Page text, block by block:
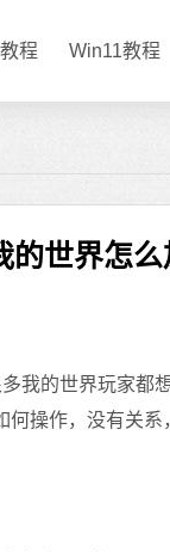
程 Win11教程
的世界怎
的世界玩家都
操作，没有关